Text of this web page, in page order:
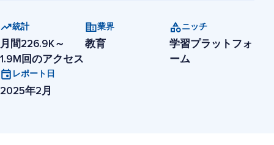
統計
月間226.9K～
1.9M回のアクセス
業界
教育
ニッチ
学習プラットフォ
ーム
レポート日
2025年2月